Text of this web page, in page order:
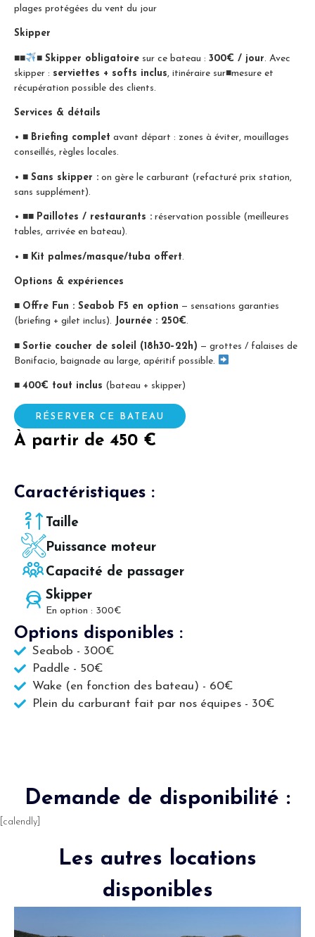
plages protégées du vent du jour
Skipper
■■ ■ Skipper obligatoiresur ce bateau : 300€ / jour. Avec
skipper : serviettes + softs inclus, itinéraire sur■mesure et
récupération possible des clients.
Services & détails
• ■ Briefing complet avant départ : zones à éviter, mouillages
conseillés, règles locales.
• ■ Sans skipper : on gère le carburant (refacturé prix station,
sans supplément).
• ■■ Paillotes / restaurants : réservation possible (meilleures
tables, arrivée en bateau).
• ■ Kit palmes/masque/tuba offert.
Options & expériences
■ Offre Fun : Seabob F5 en option — sensations garanties
(briefing + gilet inclus). Journée : 250€.
■ Sortie coucher de soleil (18h30–22h) — grottes / falaises de
Bonifacio, baignade au large, apéritif possible.
■ 400€ tout inclus (bateau + skipper)
RÉSERVER CE BATEAU
À partir de 450 €
Caractéristiques :
Taille
Puissance moteur
Capacité de passager
Skipper
En option : 300€
Options disponibles :
Seabob - 300€
Paddle - 50€
Wake (en fonction des bateau) - 60€
Plein du carburant fait par nos équipes - 30€
Demande de disponibilité :
[calendly]
Les autres locations
disponibles